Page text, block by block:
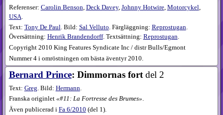
Referenser: Carolin Benson, Deck Davey, Johnny Hotwire, Motorcykel,
USA.
Text: Tony De Paul. Bild: Sal Velluto. Färgläggning: Reprostugan.
Översättning: Henrik Brandendorff. Textsättning: Reprostugan.
Copyright 2010 King Features Syndicate Inc / distr Bulls/Egmont
Nummer 4 i omröstningen om bästa äventyr 2010.
Bernard Prince: Dimmornas fort del 2
Text: Greg . Bild: Hermann
Franska originlet
#11: La Fortresse des Brumes .
Även publicerad i Fa 6​/2010 (del 1 ).